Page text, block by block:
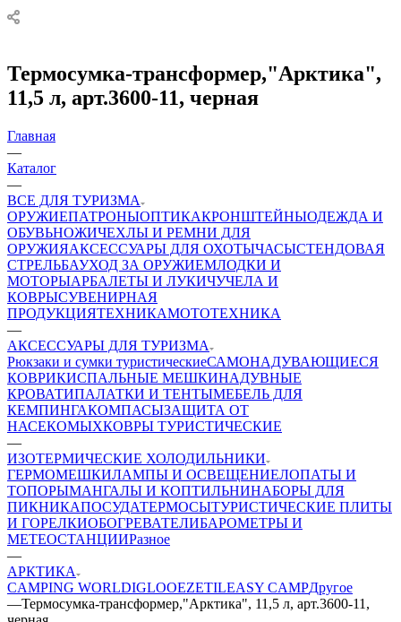
Термосумка-трансформер,"Арктика",
11,5 л, арт.3600-11, черная
Главная
—
Каталог
—
ВСЕ ДЛЯ ТУРИЗМА
ОРУЖИЕПАТРОНЫОПТИКАКРОНШТЕЙНЫОДЕЖДА И
ОБУВЬНОЖИЧЕХЛЫ И РЕМНИ ДЛЯ
ОРУЖИЯАКСЕССУАРЫ ДЛЯ ОХОТЫЧАСЫСТЕНДОВАЯ
СТРЕЛЬБАУХОД ЗА ОРУЖИЕМЛОДКИ И
МОТОРЫАРБАЛЕТЫ И ЛУКИЧУЧЕЛА И
КОВРЫСУВЕНИРНАЯ
ПРОДУКЦИЯТЕХНИКАМОТОТЕХНИКА
—
АКСЕССУАРЫ ДЛЯ ТУРИЗМА
Рюкзаки и сумки туристическиеСАМОНАДУВАЮЩИЕСЯ
КОВРИКИСПАЛЬНЫЕ МЕШКИНАДУВНЫЕ
КРОВАТИПАЛАТКИ И ТЕНТЫМЕБЕЛЬ ДЛЯ
КЕМПИНГАКОМПАСЫЗАЩИТА ОТ
НАСЕКОМЫХКОВРЫ ТУРИСТИЧЕСКИЕ
—
ИЗОТЕРМИЧЕСКИЕ ХОЛОДИЛЬНИКИ
ГЕРМОМЕШКИЛАМПЫ И ОСВЕЩЕНИЕЛОПАТЫ И
ТОПОРЫМАНГАЛЫ И КОПТИЛЬНИНАБОРЫ ДЛЯ
ПИКНИКАПОСУДАТЕРМОСЫТУРИСТИЧЕСКИЕ ПЛИТЫ
И ГОРЕЛКИОБОГРЕВАТЕЛИБАРОМЕТРЫ И
МЕТЕОСТАНЦИИРазное
—
АРКТИКА
CAMPING WORLDIGLOOEZETILEASY CAMPДругое
—Термосумка-трансформер,"Арктика", 11,5 л, арт.3600-11,